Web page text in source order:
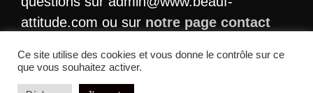
attitude.com ou sur notre page contact
Ce site utilise des cookies et vous donne le contrôle sur ce
que vous souhaitez activer.